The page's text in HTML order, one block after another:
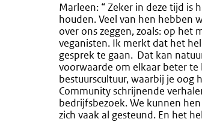
Marleen: “ Zeker in deze tijd is
houden. Veel van hen hebben
over ons zeggen, zoals: op het
veganisten. Ik merkt dat het
gesprek te gaan. Dat kan
voorwaarde om elkaar beter te
bestuurscultuur, waarbij je oog
Community schrijnende
bedrijfsbezoek. We kunnen
zich vaak al gesteund. En het